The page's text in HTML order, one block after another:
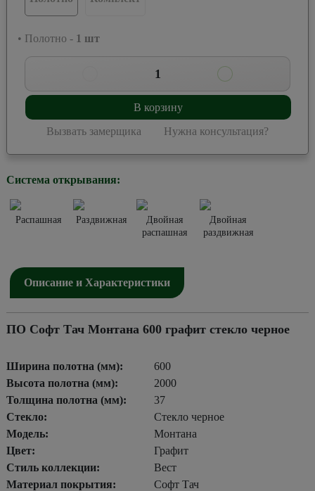
• Полотно - 1 шт
1
В корзину
Вызвать замерщика Нужна консультация?
Система открывания:
Распашная Раздвижная
Двойная
распашная
Двойная
раздвижная
Описание и Характеристики
ПО Софт Тач Монтана 600 графит стекло черное
Ширина полотна (мм):
600
Высота полотна (мм):
2000
Толщина полотна (мм):
37
Стекло:
Стекло черное
Модель:
Монтана
Цвет:
Графит
Стиль коллекции:
Вест
Материал покрытия:
Софт Тач